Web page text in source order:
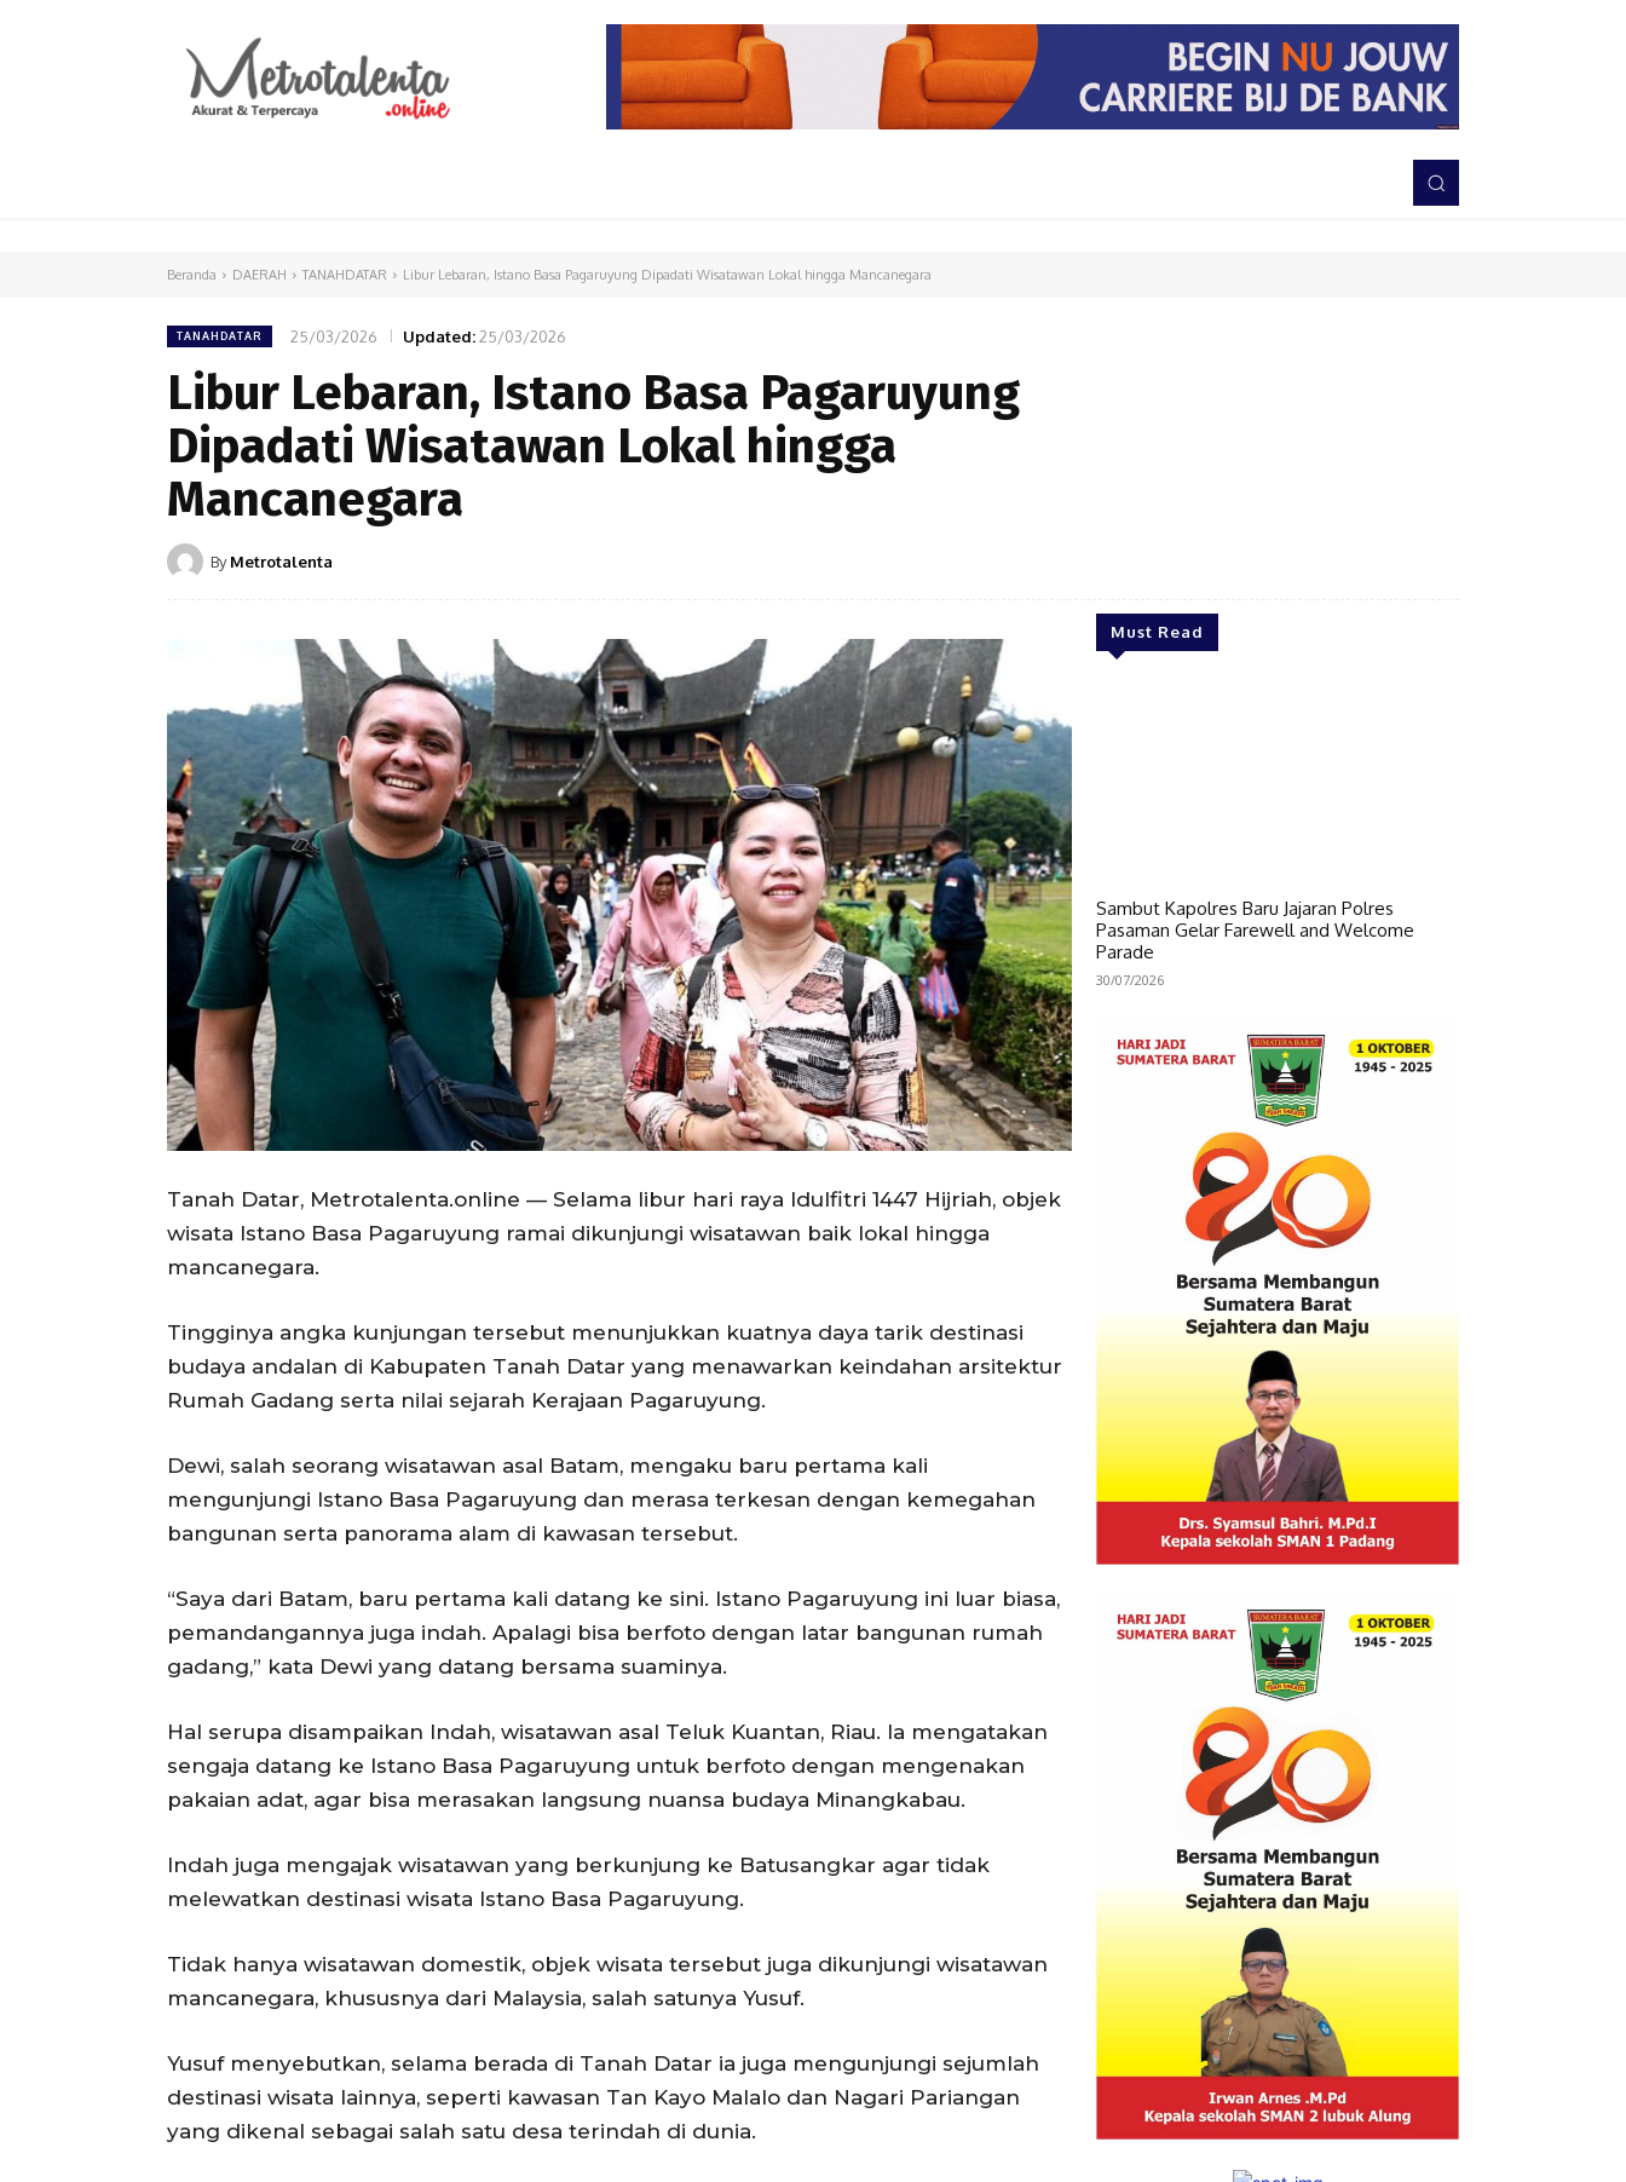
TNI-POLRI
Beranda DAERAH TANAHDATAR Libur Lebaran, Istano Basa Pagaruyung Dipadati Wisatawan Lokal hingga Mancanegara
TANAHDATAR 25/03/2026 Updated:25/03/2026
Libur Lebaran, Istano Basa Pagaruyung
Dipadati Wisatawan Lokal hingga
Mancanegara
By Metrotalenta
Tanah Datar, Metrotalenta.online — Selama libur hari raya Idulfitri 1447 Hijriah, objek
wisata Istano Basa Pagaruyung ramai dikunjungi wisatawan baik lokal hingga
mancanegara.
Tingginya angka kunjungan tersebut menunjukkan kuatnya daya tarik destinasi
budaya andalan di Kabupaten Tanah Datar yang menawarkan keindahan arsitektur
Rumah Gadang serta nilai sejarah Kerajaan Pagaruyung.
Dewi, salah seorang wisatawan asal Batam, mengaku baru pertama kali
mengunjungi Istano Basa Pagaruyung dan merasa terkesan dengan kemegahan
bangunan serta panorama alam di kawasan tersebut.
“Saya dari Batam, baru pertama kali datang ke sini. Istano Pagaruyung ini luar biasa,
pemandangannya juga indah. Apalagi bisa berfoto dengan latar bangunan rumah
gadang,” kata Dewi yang datang bersama suaminya.
Hal serupa disampaikan Indah, wisatawan asal Teluk Kuantan, Riau. Ia mengatakan
sengaja datang ke Istano Basa Pagaruyung untuk berfoto dengan mengenakan
pakaian adat, agar bisa merasakan langsung nuansa budaya Minangkabau.
Indah juga mengajak wisatawan yang berkunjung ke Batusangkar agar tidak
melewatkan destinasi wisata Istano Basa Pagaruyung.
Tidak hanya wisatawan domestik, objek wisata tersebut juga dikunjungi wisatawan
mancanegara, khususnya dari Malaysia, salah satunya Yusuf.
Yusuf menyebutkan, selama berada di Tanah Datar ia juga mengunjungi sejumlah
destinasi wisata lainnya, seperti kawasan Tan Kayo Malalo dan Nagari Pariangan
yang dikenal sebagai salah satu desa terindah di dunia.
Must Read
Sambut Kapolres Baru Jajaran Polres
Pasaman Gelar Farewell and Welcome
Parade
30/07/2026